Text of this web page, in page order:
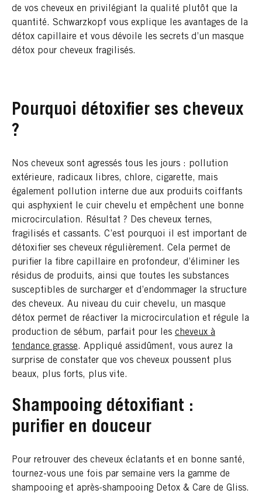
de vos cheveux en privilégiant la qualité plutôt que la
quantité. Schwarzkopf vous explique les avantages de la
détox capillaire et vous dévoile les secrets d’un masque
détox pour cheveux fragilisés.
Pourquoi détoxifier ses cheveux
?
Nos cheveux sont agressés tous les jours : pollution
extérieure, radicaux libres, chlore, cigarette, mais
également pollution interne due aux produits coiffants
qui asphyxient le cuir chevelu et empêchent une bonne
microcirculation. Résultat ? Des cheveux ternes,
fragilisés et cassants. C’est pourquoi il est important de
détoxifier ses cheveux régulièrement. Cela permet de
purifier la fibre capillaire en profondeur, d’éliminer les
résidus de produits, ainsi que toutes les substances
susceptibles de surcharger et d’endommager la structure
des cheveux. Au niveau du cuir chevelu, un masque
détox permet de réactiver la microcirculation et régule la
production de sébum, parfait pour les cheveux à
tendance grasse. Appliqué assidûment, vous aurez la
surprise de constater que vos cheveux poussent plus
beaux, plus forts, plus vite.
Shampooing détoxifiant :
purifier en douceur
Pour retrouver des cheveux éclatants et en bonne santé,
tournez-vous une fois par semaine vers la gamme de
shampooing et après-shampooing Detox & Care de Gliss.